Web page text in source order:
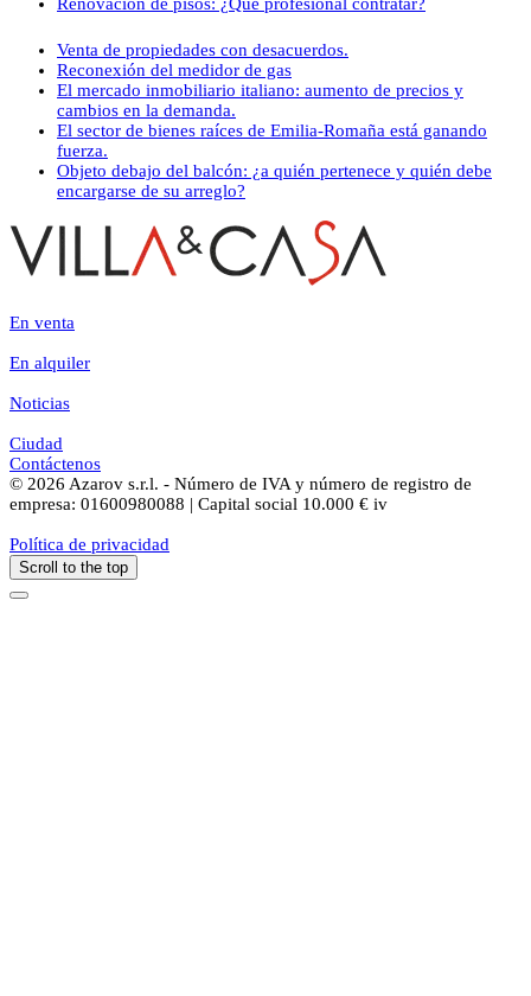
Renovación de pisos: ¿Qué profesional contratar?
Venta de propiedades con desacuerdos.
Reconexión del medidor de gas
El mercado inmobiliario italiano: aumento de precios y
cambios en la demanda.
El sector de bienes raíces de Emilia-Romaña está ganando
fuerza.
Objeto debajo del balcón: ¿a quién pertenece y quién debe
encargarse de su arreglo?
En venta
En alquiler
Noticias
Ciudad
Contáctenos
© 2026 Azarov s.r.l. - Número de IVA y número de registro de
empresa: 01600980088 | Capital social 10.000 € iv
Política de privacidad
Scroll to the top